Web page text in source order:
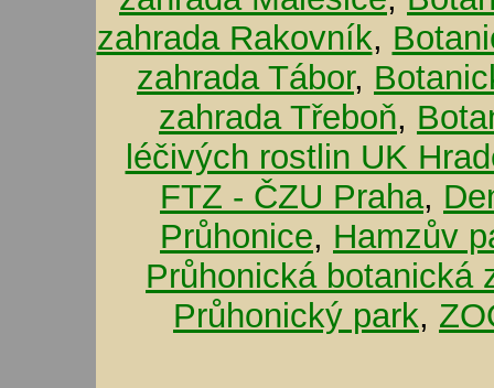
zahrada Rakovník,
zahrada Tábor,
zahrada Třeboň,
léčivých rostlin UK
FTZ - ČZU Praha,
Průhonice, Hamzův
Průhonická botanická
Průhonický park,